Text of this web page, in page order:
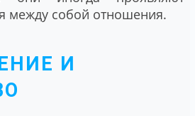
между собой отношения.
И